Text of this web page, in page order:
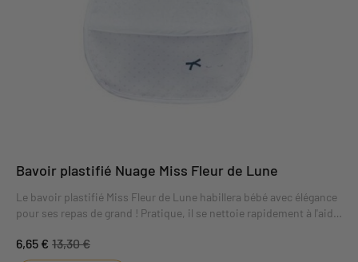
Bavoir plastifié Nuage Miss Fleur de Lune
Le bavoir plastifié Miss Fleur de Lune habillera bébé avec élégance
pour ses repas de grand ! Pratique, il se nettoie rapidement à l'aide
6,65 € 13,30 €